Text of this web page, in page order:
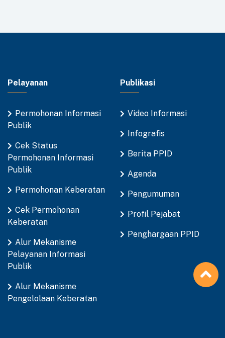
Pelayanan
Permohonan Informasi
Publik
Cek Status
Permohonan Informasi
Publik
Permohonan Keberatan
Cek Permohonan
Keberatan
Alur Mekanisme
Pelayanan Informasi
Publik
Alur Mekanisme
Pengelolaan Keberatan
Publikasi
Video Informasi
Infografis
Berita PPID
Agenda
Pengumuman
Profil Pejabat
Penghargaan PPID